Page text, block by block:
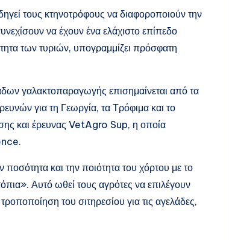
τους κτηνοτρόφους να διαφοροποιούν την
να έχουν ένα ελάχιστο επίπεδο
των τυριών, υπογραμμίζει πρόσφατη
γαλακτοπαραγωγής επισημαίνεται από τα
για τη Γεωργία, τα Τρόφιμα και το
και έρευνας VetAgro Sup, η οποία
και την ποιότητα του χόρτου με το
Αυτό ωθεί τους αγρότες να επιλέγουν
του σιτηρεσίου για τις αγελάδες,